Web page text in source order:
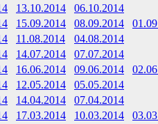
13.10.2014
06.10.2014
15.09.2014 08.09.2014
11.08.2014
04.08.2014
14.07.2014
07.07.2014
16.06.2014 09.06.2014
12.05.2014
05.05.2014
14.04.2014
07.04.2014
17.03.2014 10.03.2014